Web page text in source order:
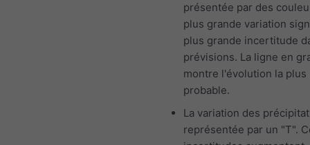
présentée par des
plus grande variation
plus grande incertitude
prévisions. La ligne en
montre l'évolution la plus
probable.
La variation des
représentée par un "T".